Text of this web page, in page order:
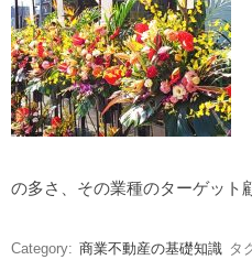
の多さ、その業種のターゲット
Category: 商業不動産の基礎知識 タ